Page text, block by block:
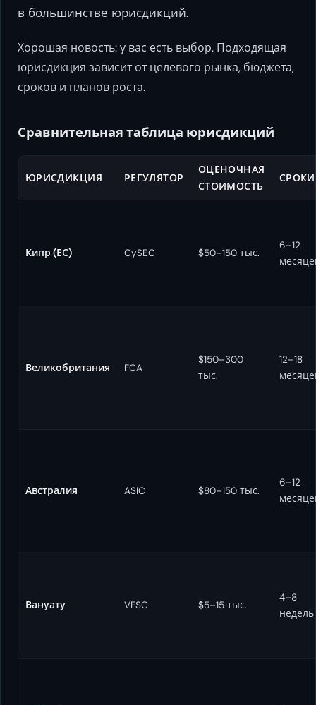
в большинстве юрисдикций.
Хорошая новость: у вас есть выбор. Подходящая
юрисдикция зависит от целевого рынка, бюджета,
сроков и планов роста.
Сравнительная таблица юрисдикций
ЮРИСДИКЦИЯ РЕГУЛЯТОР
ОЦЕНОЧНАЯ
СТОИМОСТЬ
СРОКИ
Кипр (ЕС) CySEC $50–150 тыс.
6–12
Великобритания FCA
$150–300
тыс.
12–18
Австралия ASIC $80–150 тыс.
6–12
Вануату VFSC $5–15 тыс.
4–8
недель